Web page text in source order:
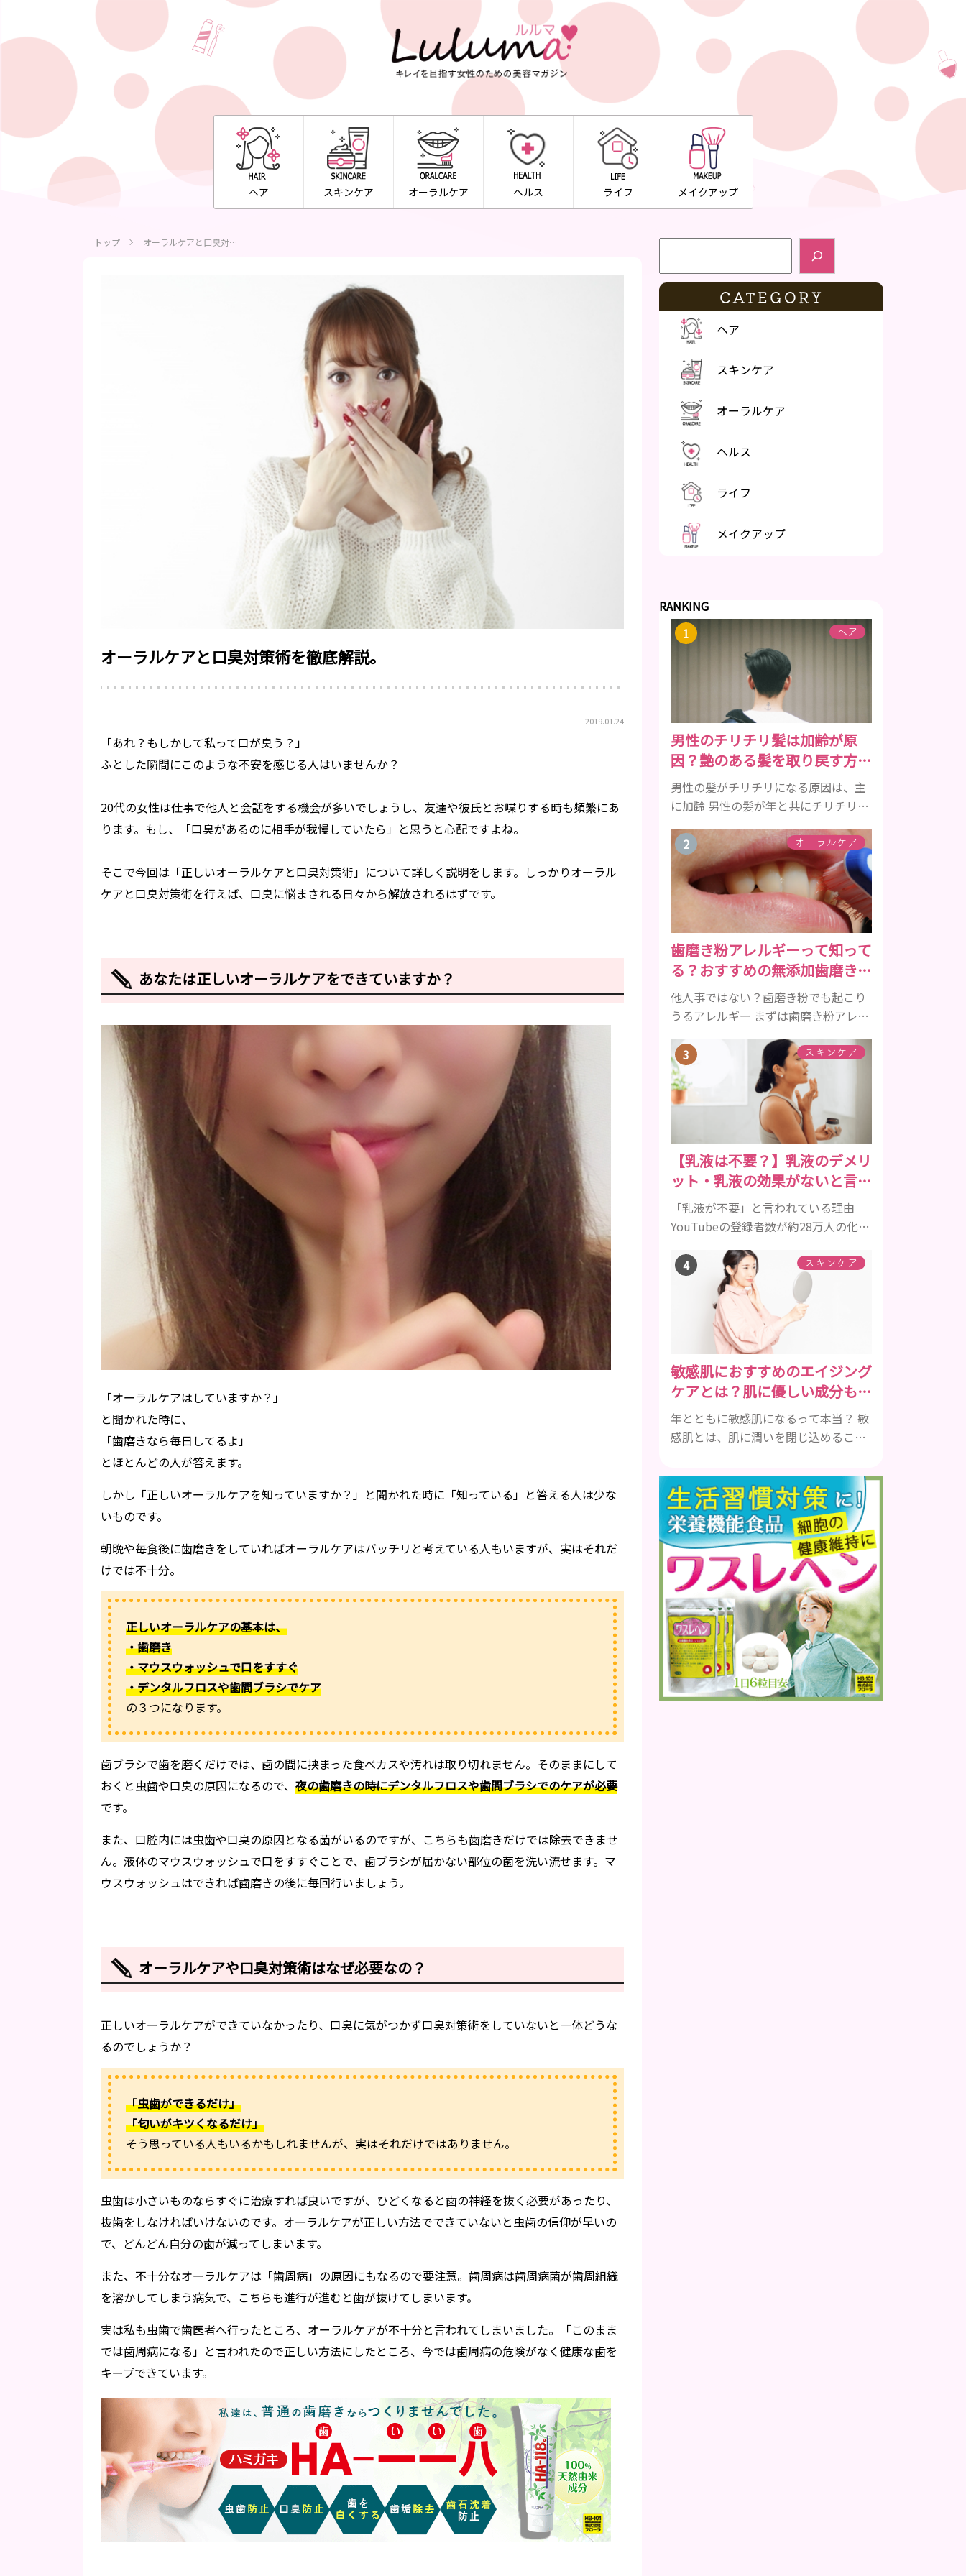
ヘア スキンケア オーラルケア ヘルス ライフ メイクアップ
トップ オーラルケアと口臭対…
オーラルケアと口臭対策術を徹底解説。
2019.01.24
「あれ？もしかして私って口が臭う？」
ふとした瞬間にこのような不安を感じる人はいませんか？
20代の女性は仕事で他人と会話をする機会が多いでしょうし、友達や彼氏とお喋りする時も頻繁にあ
ります。もし、「口臭があるのに相手が我慢していたら」と思うと心配ですよね。
そこで今回は「正しいオーラルケアと口臭対策術」について詳しく説明をします。しっかりオーラル
ケアと口臭対策術を行えば、口臭に悩まされる日々から解放されるはずです。
あなたは正しいオーラルケアをできていますか？
「オーラルケアはしていますか？」
と聞かれた時に、
「歯磨きなら毎日してるよ」
とほとんどの人が答えます。
しかし「正しいオーラルケアを知っていますか？」と聞かれた時に「知っている」と答える人は少な
いものです。
朝晩や毎食後に歯磨きをしていればオーラルケアはバッチリと考えている人もいますが、実はそれだ
けでは不十分。
正しいオーラルケアの基本は、
・歯磨き
・マウスウォッシュで口をすすぐ
・デンタルフロスや歯間ブラシでケア
の３つになります。
歯ブラシで歯を磨くだけでは、歯の間に挟まった食べカスや汚れは取り切れません。そのままにして
おくと虫歯や口臭の原因になるので、 夜の歯磨きの時にデンタルフロスや歯間ブラシでのケアが必要
です。
また、口腔内には虫歯や口臭の原因となる菌がいるのですが、こちらも歯磨きだけでは除去できませ
ん。液体のマウスウォッシュで口をすすぐことで、歯ブラシが届かない部位の菌を洗い流せます。マ
ウスウォッシュはできれば歯磨きの後に毎回行いましょう。
オーラルケアや口臭対策術はなぜ必要なの？
正しいオーラルケアができていなかったり、口臭に気がつかず口臭対策術をしていないと一体どうな
るのでしょうか？
「虫歯ができるだけ」
「匂いがキツくなるだけ」
そう思っている人もいるかもしれませんが、実はそれだけではありません。
虫歯は小さいものならすぐに治療すれば良いですが、ひどくなると歯の神経を抜く必要があったり、
抜歯をしなければいけないのです。オーラルケアが正しい方法でできていないと虫歯の信仰が早いの
で、どんどん自分の歯が減ってしまいます。
また、不十分なオーラルケアは「歯周病」の原因にもなるので要注意。歯周病は歯周病菌が歯周組織
を溶かしてしまう病気で、こちらも進行が進むと歯が抜けてしまいます。
実は私も虫歯で歯医者へ行ったところ、オーラルケアが不十分と言われてしまいました。「このまま
では歯周病になる」と言われたので正しい方法にしたところ、今では歯周病の危険がなく健康な歯を
キープできています。
検索
CATEGORY
ヘア
スキンケア
オーラルケア
ヘルス
ライフ
メイクアップ
RANKING
ヘア
男性のチリチリ髪は加齢が原
因？艶のある髪を取り戻す方法
をご紹介
男性の髪がチリチリになる原因は、主
に加齢 男性の髪が年と共にチリチリに
い頃はしっかりとボリュームがあり、
髪にツヤがあった男性も、いつのまに
か髪がチリチリでペタンとするように
なったと感じる人もいるでしょう。特
に大人の男性としての魅力が出てくる
40代以降の男性に悩んでいる人が多い
傾向があります。 髪が生え変わるサイ
クルは、年齢と共に乱れていきます。
髪が太くならないま...
オーラルケア
歯磨き粉アレルギーって知って
る？おすすめの無添加歯磨き粉
をご紹介
他人事ではない？歯磨き粉でも起こり
うるアレルギー まずは歯磨き粉アレル
ーの症状を解説しますね。 歯磨き粉に
含まれるアレルギーを起こすおそれの
ある成分 まず、普段お使いの歯磨き粉
に含まれているどの成分にアレルギー
を引き起こすおそれがあるのかを説明
しますね。 •フッ素･･･歯の表面のエナ
メルを守り強くしたり、虫歯と防ぐ働
きを持つ成分 •香味料 ･･･歯磨き粉の風
味や爽...
スキンケア
【乳液は不要？】乳液のデメリ
ット・乳液の効果がないと言わ
れている理由を解説！
「乳液が不要」と言われている理由
YouTubeの登録者数が約28万人の化粧
ずのすけ氏がある発言をして話題にな
りました。 スキンケアで1番不要なも
のは『乳液』だと思ってます。成分を
見ると化粧水と変わらない(乳濁剤で濁
らせてゲル化剤で粘度付けてるだけの)
ものが多すぎますしそもそも油分を足
したいならクリームがあります。僕自
身ここ10年くらい乳液は使ってません
がなんの...
スキンケア
敏感肌におすすめのエイジング
ケアとは？肌に優しい成分も解
説
年とともに敏感肌になるって本当？ 敏
感肌とは、肌に潤いを閉じ込めること
ビや肌荒れが出やすい状態のことを指
します。乾燥肌や皮脂性と同じ、生ま
れ持ったものというイメージを持つ人
もいると思いますが、実は加齢が原因
で肌のバリア機能が衰え、敏感肌にな
ることがあるのです。肌のうるおいが
不足しがちになっても、いつまでも
若々しくありたいと思う女性は多いで
しょう。 エイジングケア製...